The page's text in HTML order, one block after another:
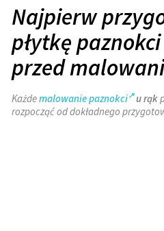
Najpierw
płytkę paznokci
przed
Każdemalowanie paznokci u rąk
rozpocząć od dokładnego